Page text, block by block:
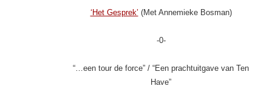
‘Het Gesprek’ (Met Annemieke Bosman)
-0-
“…een tour de force” / “Een prachtuitgave van Ten
Have”